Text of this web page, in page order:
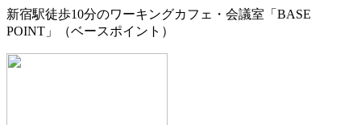
新宿駅徒歩10分のワーキングカフェ・会議室「BASE
POINT」（ベースポイント）